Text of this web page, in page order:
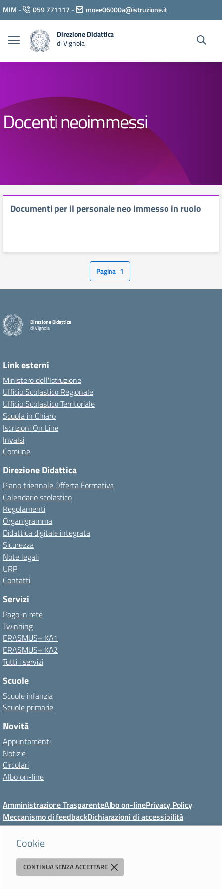
Cookie
CONTINUA SENZA ACCETTARE
Vai ai contenuti
Vai al menu di navigazione
Vai al footer
MIM - 059 771117 - moee06000a@istruzione.it
Direzione Didattica
di Vignola
Docenti neoimmessi
Documenti per il personale neo immesso in ruolo
Pagina 1
Direzione Didattica
di Vignola
Link esterni
Ministero dell'Istruzione
Ufficio Scolastico Regionale
Ufficio Scolastico Territoriale
Scuola in Chiaro
Iscrizioni On Line
Invalsi
Comune
Direzione Didattica
Piano triennale Offerta Formativa
Calendario scolastico
Regolamenti
Organigramma
Didattica digitale integrata
Sicurezza
Note legali
URP
Contatti
Servizi
Pago in rete
Twinning
ERASMUS+ KA1
ERASMUS+ KA2
Tutti i servizi
Scuole
Scuole infanzia
Scuole primarie
Novità
Appuntamenti
Notizie
Circolari
Albo on-line
Amministrazione TrasparenteAlbo on-linePrivacy Policy
Meccanismo di feedbackDichiarazioni di accessibilità
Preferenze cookie
Direzione Didattica di Vignola
"Tutti diversamente uguali, tutti ugualmente diversi"